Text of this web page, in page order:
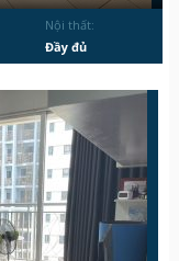
Nội thất:
Đầy đủ